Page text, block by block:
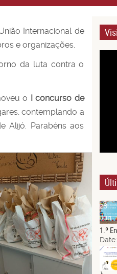
Internacional de
e organizações.
da luta contra o
o I concurso de
contemplando a
Alijó. Parabéns aos
28
Jun.
1.º
Date:
21
Jun.